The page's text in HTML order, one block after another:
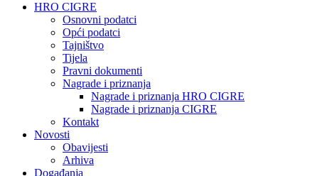
HRO CIGRE
Osnovni podatci​
Opći podatci
Tajništvo
Tijela
Pravni dokumenti
Nagrade i priznanja
Nagrade i priznanja HRO CIGRE
Nagrade i priznanja CIGRE
Kontakt
Novosti
Obavijesti
Arhiva
Događanja